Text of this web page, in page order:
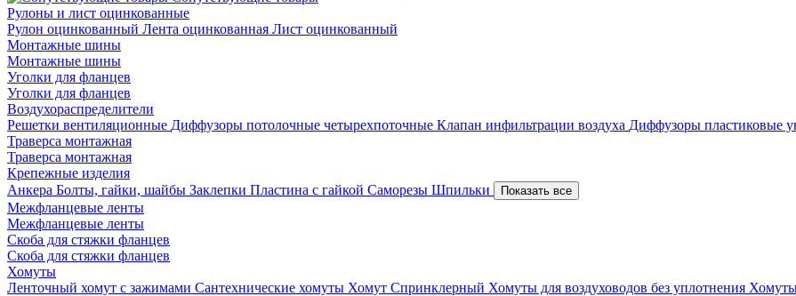
Рулоны и лист оцинкованные
Рулон оцинкованный Лента оцинкованная Лист оцинкованный
Монтажные шины
Монтажные шины
Уголки для фланцев
Уголки для фланцев
Воздухораспределители
Решетки вентиляционные Диффузоры потолочные четырехпоточные Клапан инфильтрации воздуха Диффузоры пластиковые
Траверса монтажная
Траверса монтажная
Крепежные изделия
Анкера Болты, гайки, шайбы Заклепки Пластина с гайкой Саморезы Шпильки Показать все
Межфланцевые ленты
Межфланцевые ленты
Скоба для стяжки фланцев
Скоба для стяжки фланцев
Хомуты
Ленточный хомут с зажимами Сантехнические хомуты Хомут Спринклерный Хомуты для воздуховодов без уплотнения